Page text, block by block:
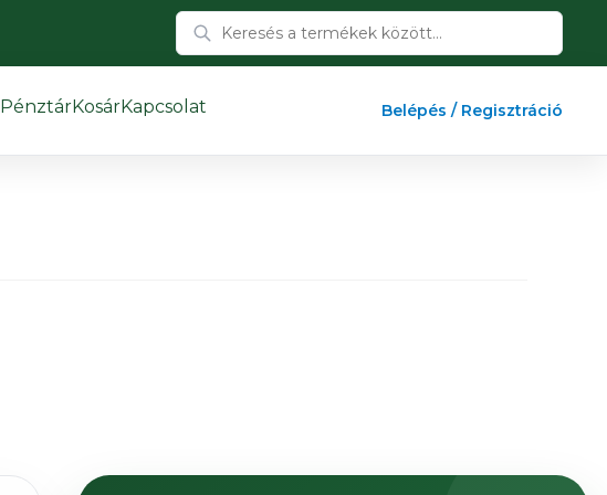
PénztárKosárKapcsolat Belépés / Regisztráció